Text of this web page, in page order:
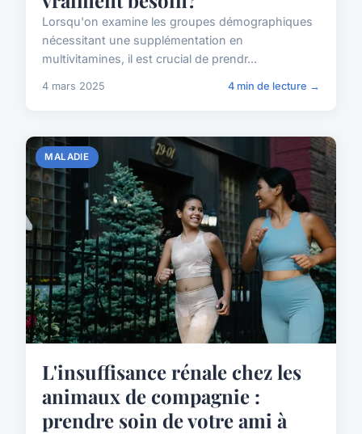
Lorsqu'on examine les groupes démographiques
nécessitant une supplémentation en
multivitamines, il est crucial de prendr...
4 mars 2025 4 min de lecture →
MALADIE
L'insuffisance rénale chez les
animaux de compagnie :
prendre soin de votre ami à